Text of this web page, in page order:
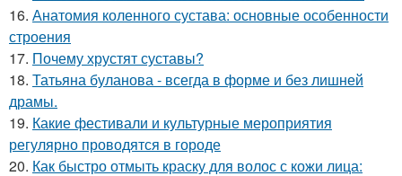
16. Анатомия коленного сустава: основные особенности
строения
17. Почему хрустят суставы?
18. Татьяна буланова - всегда в форме и без лишней
драмы.
19. Какие фестивали и культурные мероприятия
регулярно проводятся в городе
20. Как быстро отмыть краску для волос с кожи лица: